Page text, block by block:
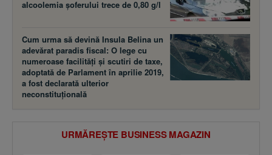
alcoolemia şoferului trece de 0,80 g/l
Cum urma să devină Insula Belina un
adevărat paradis fiscal: O lege cu
numeroase facilităţi şi scutiri de taxe,
adoptată de Parlament în aprilie 2019,
a fost declarată ulterior
neconstituţională
URMĂREȘTE BUSINESS MAGAZIN